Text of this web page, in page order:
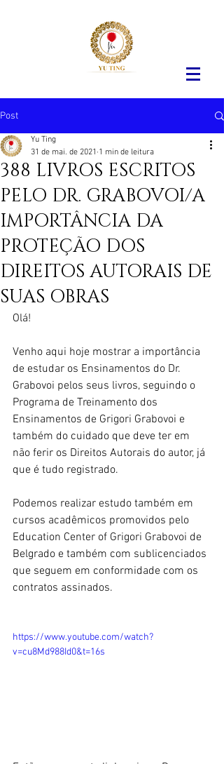
Post
388 LIVROS ESCRITOS
PELO DR. GRABOVOI/A
IMPORTÂNCIA DA
PROTEÇÃO DOS
DIREITOS AUTORAIS DE
SUAS OBRAS
Yu Ting
31 de mai. de 2021 1 min de leitura
Olá!
Venho aqui hoje mostrar a importância
de estudar os Ensinamentos do Dr.
Grabovoi pelos seus livros, seguindo o
Programa de Treinamento dos
Ensinamentos de Grigori Grabovoi e
também do cuidado que deve ter em
não ferir os Direitos Autorais do autor, já
que é tudo registrado.
Podemos realizar estudo também em
cursos acadêmicos promovidos pelo
Education Center of Grigori Grabovoi de
Belgrado e também com sublicenciados
que seguem em conformidade com os
contratos assinados.
https://www.youtube.com/watch?
v=cu8Md988Id0&t=16s